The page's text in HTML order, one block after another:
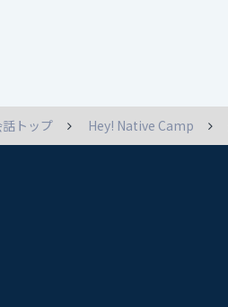
トップ Hey! Native Camp